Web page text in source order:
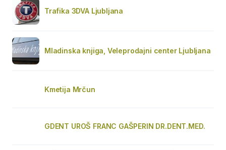
Trafika 3DVA Ljubljana
Mladinska knjiga, Veleprodajni center Ljubljana
Kmetija Mrčun
GDENT UROŠ FRANC GAŠPERIN DR.DENT.MED.